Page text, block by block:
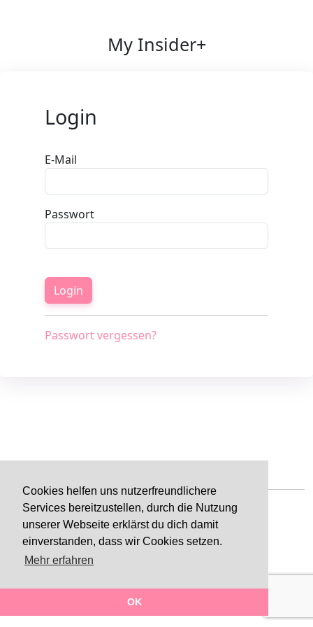
Cookies helfen uns nutzerfreundlichere
Services bereitzustellen, durch die Nutzung
unserer Webseite erklärst du dich damit
einverstanden, dass wir Cookies setzen.
Mehr erfahren
OK
My Insider+
Login
E-Mail
Passwort
Login
Passwort vergessen?
Impressum Datenschutz AGB